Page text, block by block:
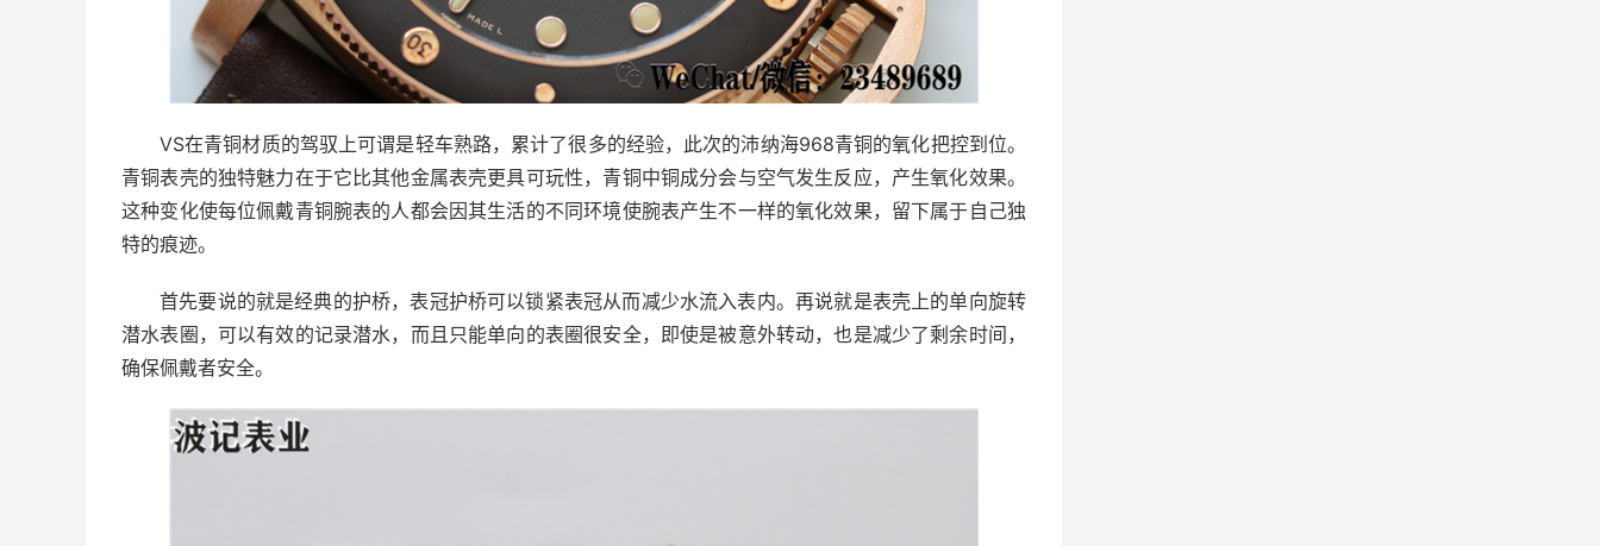
VS在青铜材质的驾驭上可谓是轻车熟路，累计了很多的经验，此次的沛纳海968青铜的氧化把控到位。
青铜表壳的独特魅力在于它比其他金属表壳更具可玩性，青铜中铜成分会与空气发生反应，产生氧化效果。
这种变化使每位佩戴青铜腕表的人都会因其生活的不同环境使腕表产生不一样的氧化效果，留下属于自己独
特的痕迹。
首先要说的就是经典的护桥，表冠护桥可以锁紧表冠从而减少水流入表内。再说就是表壳上的单向旋转
潜水表圈，可以有效的记录潜水，而且只能单向的表圈很安全，即使是被意外转动，也是减少了剩余时间，
确保佩戴者安全。